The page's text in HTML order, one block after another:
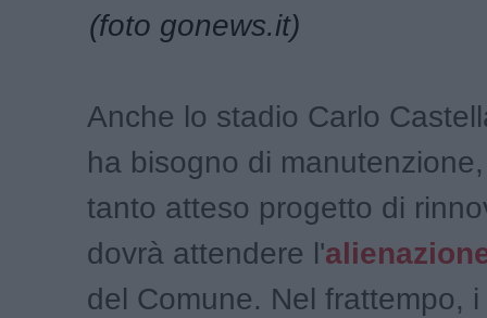
(foto gonews.it)
Anche lo stadio Carlo
ha bisogno di
tanto atteso progetto di
dovrà attendere l'
del Comune. Nel frattempo,